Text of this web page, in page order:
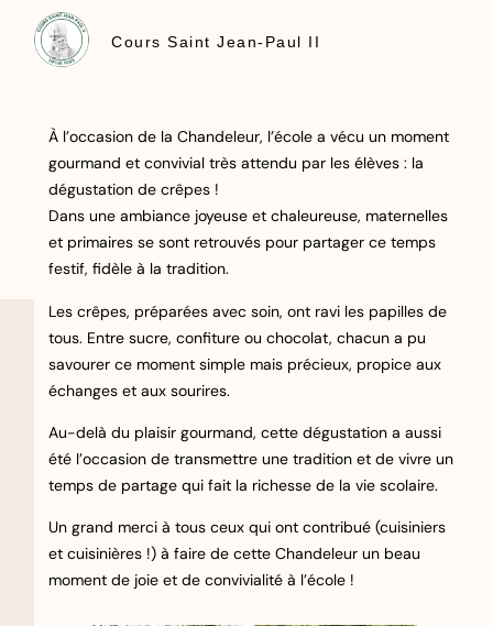
Cours Saint Jean-Paul II
À l’occasion de la Chandeleur, l’école a vécu un moment
gourmand et convivial très attendu par les élèves : la
dégustation de crêpes !
Dans une ambiance joyeuse et chaleureuse, maternelles
et primaires se sont retrouvés pour partager ce temps
festif, fidèle à la tradition.
Les crêpes, préparées avec soin, ont ravi les papilles de
tous. Entre sucre, confiture ou chocolat, chacun a pu
savourer ce moment simple mais précieux, propice aux
échanges et aux sourires.
Au-delà du plaisir gourmand, cette dégustation a aussi
été l’occasion de transmettre une tradition et de vivre un
temps de partage qui fait la richesse de la vie scolaire.
Un grand merci à tous ceux qui ont contribué (cuisiniers
et cuisinières !) à faire de cette Chandeleur un beau
moment de joie et de convivialité à l’école !